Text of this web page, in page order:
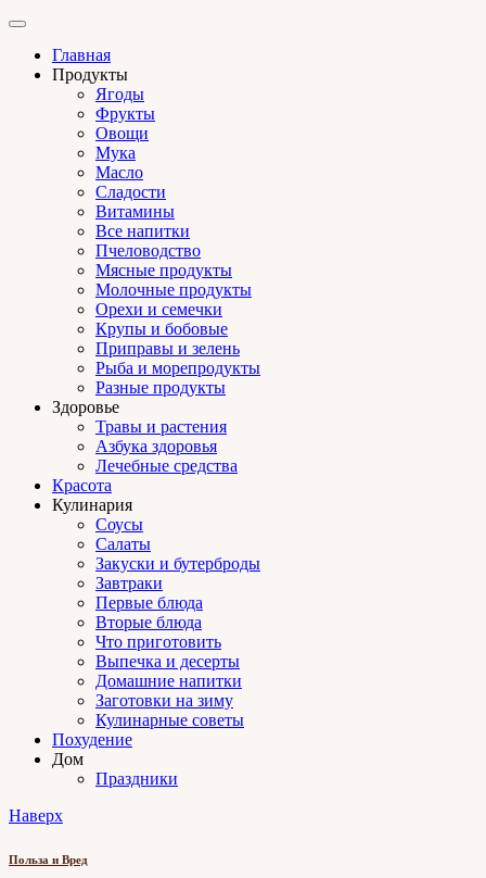
Главная
Продукты
Ягоды
Фрукты
Овощи
Мука
Масло
Сладости
Витамины
Все напитки
Пчеловодство
Мясные продукты
Молочные продукты
Орехи и семечки
Крупы и бобовые
Приправы и зелень
Рыба и морепродукты
Разные продукты
Здоровье
Травы и растения
Азбука здоровья
Лечебные средства
Красота
Кулинария
Соусы
Салаты
Закуски и бутерброды
Завтраки
Первые блюда
Вторые блюда
Что приготовить
Выпечка и десерты
Домашние напитки
Заготовки на зиму
Кулинарные советы
Похудение
Дом
Праздники
Наверх
Польза и Вред